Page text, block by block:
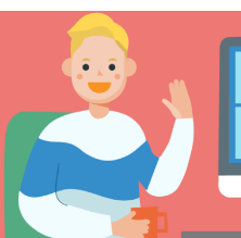
Francisco Anguiano